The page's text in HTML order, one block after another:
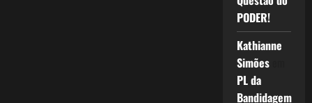
PODER!
Kathianne
Simõesem
PL da
Bandidagem